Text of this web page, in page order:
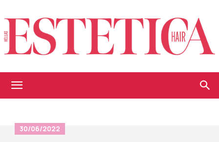
30/06/2022